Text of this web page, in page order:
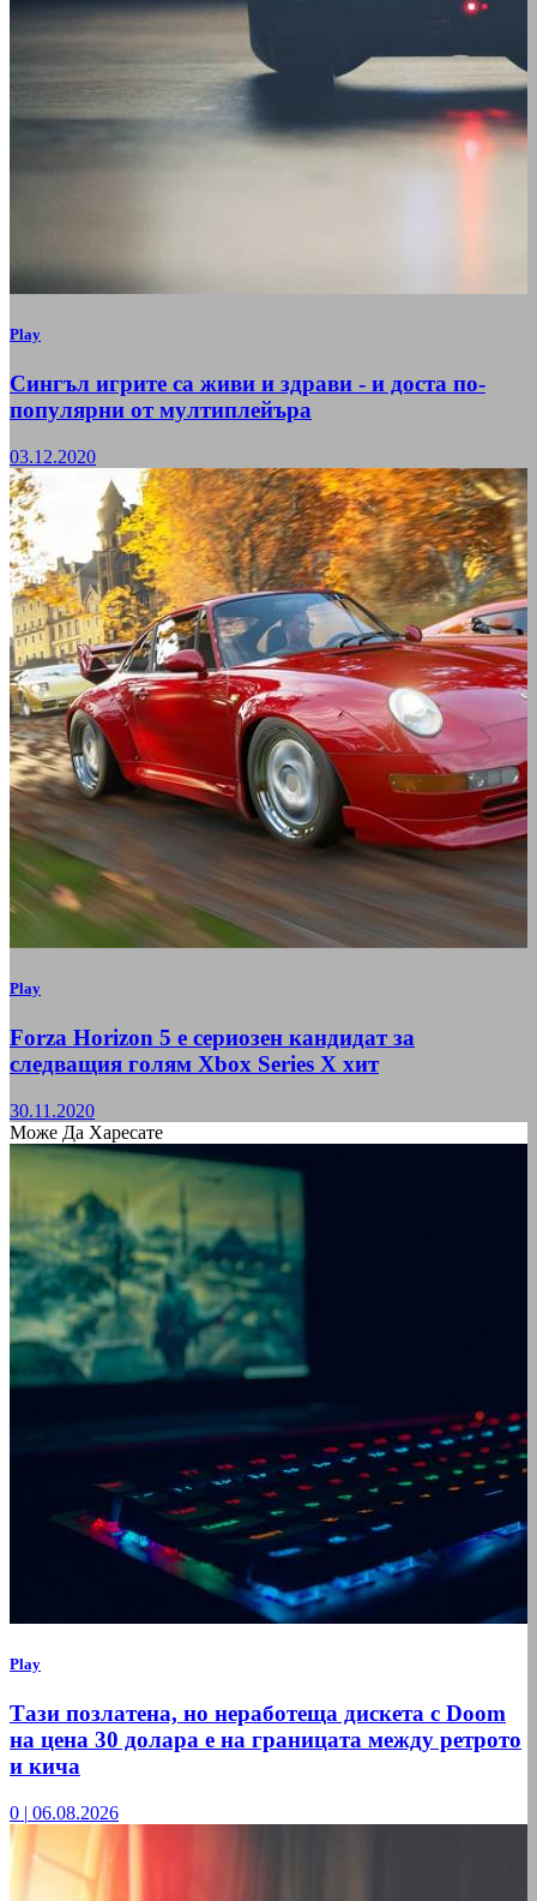
Play
Сингъл игрите са живи и здрави - и доста по-
популярни от мултиплейъра
03.12.2020
Play
Forza Horizon 5 е сериозен кандидат за
следващия голям Xbox Series X хит
30.11.2020
Може Да Харесате
Play
Тази позлатена, но неработеща дискета с Doom
на цена 30 долара е на границата между ретрото
и кича
0 | 06.08.2026